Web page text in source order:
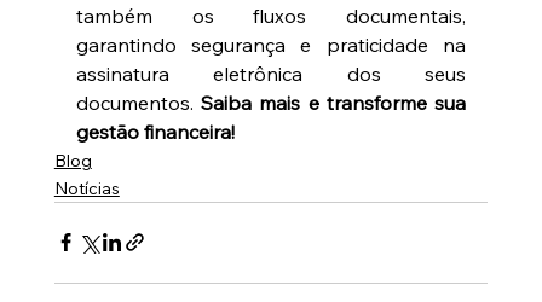
também os fluxos documentais,
garantindo segurança e praticidade na
assinatura eletrônica dos seus
documentos. Saiba mais e transforme sua
gestão financeira!
Blog
Notícias